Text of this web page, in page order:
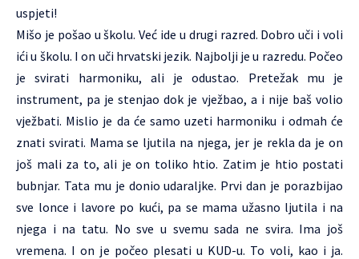
uspjeti!
Mišo je pošao u školu. Već ide u drugi razred. Dobro uči i voli
ići u školu. I on uči hrvatski jezik. Najbolji je u razredu. Počeo
je svirati harmoniku, ali je odustao. Pretežak mu je
instrument, pa je stenjao dok je vježbao, a i nije baš volio
vježbati. Mislio je da će samo uzeti harmoniku i odmah će
znati svirati. Mama se ljutila na njega, jer je rekla da je on
još mali za to, ali je on toliko htio. Zatim je htio postati
bubnjar. Tata mu je donio udaraljke. Prvi dan je porazbijao
sve lonce i lavore po kući, pa se mama užasno ljutila i na
njega i na tatu. No sve u svemu sada ne svira. Ima još
vremena. I on je počeo plesati u KUD-u. To voli, kao i ja.